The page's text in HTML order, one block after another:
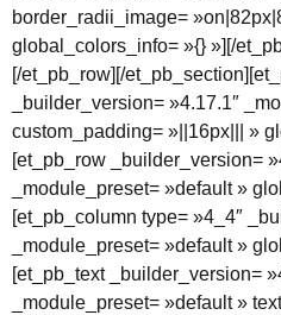
border_radii_image=
global_colors_info= »{} »][/
[/et_pb_row][/
_builder_version= »4.17.1″
custom_padding= »||16px||| »
[et_pb_row _builder_version=
_module_preset= »default »
[et_pb_column type= »4_4″
_module_preset= »default »
[et_pb_text _builder_version=
_module_preset= »default »